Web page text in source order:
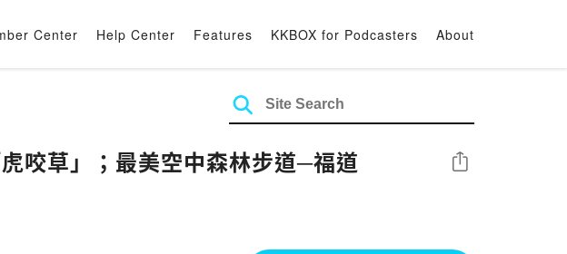
Center Help Center Features KKBOX for Podcasters About
咬草」；最美空中森林步道─福道 Share